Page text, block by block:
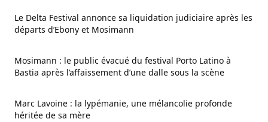
Le Delta Festival annonce sa liquidation judiciaire après les
départs d’Ebony et Mosimann
Mosimann : le public évacué du festival Porto Latino à
Bastia après l’affaissement d’une dalle sous la scène
Marc Lavoine : la lypémanie, une mélancolie profonde
héritée de sa mère